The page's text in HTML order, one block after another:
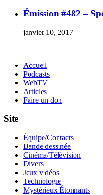
Émission #482 –
janvier 10, 2017
Accueil
Podcasts
WebTV
Articles
Faire un don
Site
Équipe/Contacts
Bande dessinée
Cinéma/Télévision
Divers
Jeux vidéos
Technologie
Mystérieux Étonnants